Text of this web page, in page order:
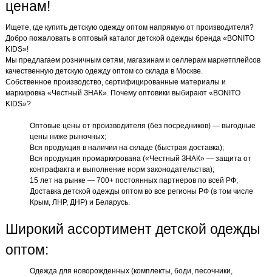
ценам!
Ищете, где купить детскую одежду оптом напрямую от производителя?
Добро пожаловать в оптовый каталог детской одежды бренда «BONITO
KIDS»!
Мы предлагаем розничным сетям, магазинам и селлерам маркетплейсов
качественную детскую одежду оптом со склада в Москве.
Собственное производство, сертифицированные материалы и
маркировка «Честный ЗНАК». Почему оптовики выбирают «BONITO
KIDS»?
Оптовые цены от производителя (без посредников) — выгодные
цены ниже рыночных;
Вся продукция в наличии на складе (быстрая доставка);
Вся продукция промаркирована («Честный ЗНАК» — защита от
контрафакта и выполнение норм законодательства);
15 лет на рынке — 700+ постоянных партнеров по всей РФ;
Доставка детской одежды оптом во все регионы РФ (в том числе
Крым, ЛНР, ДНР) и Беларусь.
Широкий ассортимент детской одежды
оптом:
Одежда для новорожденных (комплекты, боди, песочники,